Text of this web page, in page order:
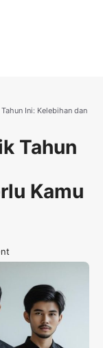
Ini: Kelebihan dan
Tahun
Kamu